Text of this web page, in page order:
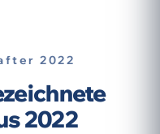
2022
2022